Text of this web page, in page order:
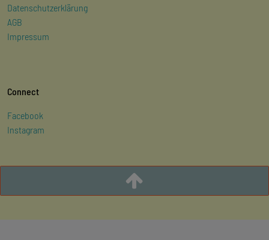
Datenschutzerklärung
AGB
Impressum
Connect
Facebook
Instagram